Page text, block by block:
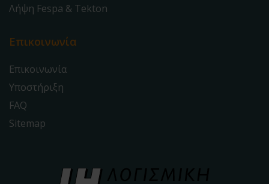
Λήψη Fespa & Tekton
Επικοινωνία
Επικοινωνία
Υποστήριξη
FAQ
Sitemap